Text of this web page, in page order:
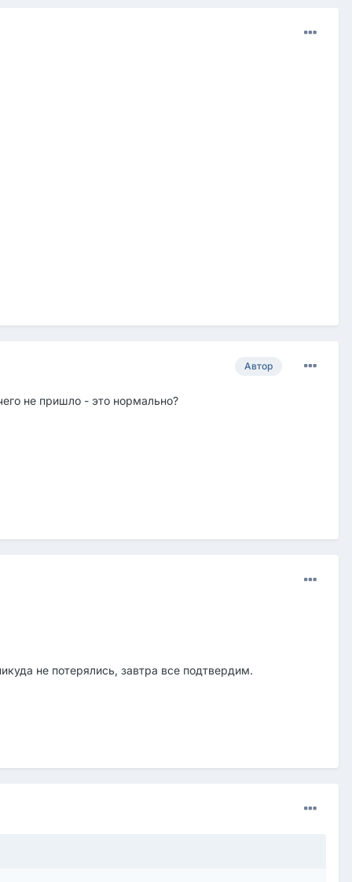
Автор
не пришло - это нормально?
не потерялись, завтра все подтвердим.